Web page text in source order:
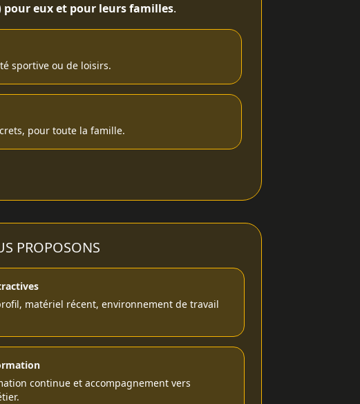
pour eux et pour leurs familles.
sportive ou de loisirs.
pour toute la famille.
PROPOSONS
matériel récent, environnement de travail
continue et accompagnement vers